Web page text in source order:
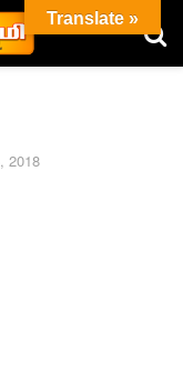
2018
Translate »